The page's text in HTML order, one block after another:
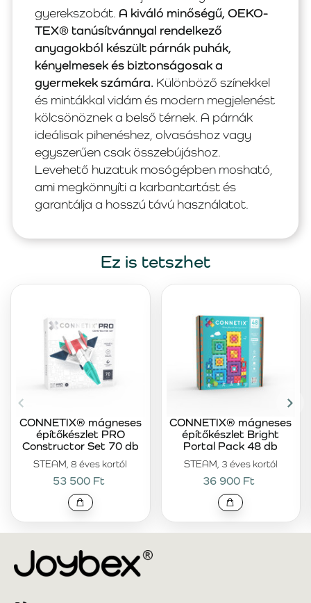
gyerekszobát. A kiváló minőségű, OEKO-
TEX® tanúsítvánnyal rendelkező
anyagokból készült párnák puhák,
kényelmesek és biztonságosak a
gyermekek számára. Különböző színekkel
és mintákkal vidám és modern megjelenést
kölcsönöznek a belső térnek. A párnák
ideálisak pihenéshez, olvasáshoz vagy
egyszerűen csak összebújáshoz.
Levehető huzatuk mosógépben mosható,
ami megkönnyíti a karbantartást és
garantálja a hosszú távú használatot.
Ez is tetszhet
STEAM, 8 éves kortól
CONNETIX® mágneses
építőkészlet PRO
Constructor Set 70 db
53 500 Ft
STEAM, 3 éves kortól
CONNETIX® mágneses
építőkészlet Bright
Portal Pack 48 db
36 900 Ft